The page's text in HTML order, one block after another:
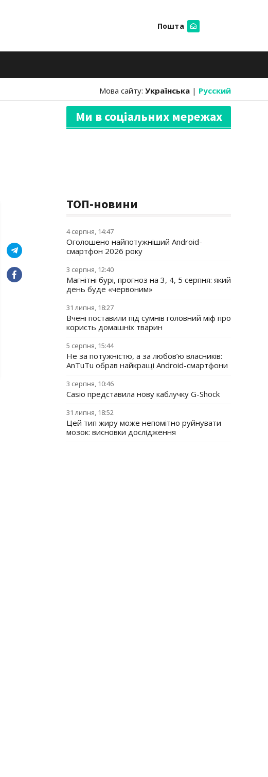
Пошта
Мова сайту: Українська | Русский
Ми в соціальних мережах
ТОП-новини
4 серпня, 14:47
Оголошено найпотужніший Android-
смартфон 2026 року
3 серпня, 12:40
Магнітні бурі, прогноз на 3, 4, 5 серпня: який
день буде «червоним»
31 липня, 18:27
Вчені поставили під сумнів головний міф про
користь домашніх тварин
5 серпня, 15:44
Не за потужністю, а за любов’ю власників:
AnTuTu обрав найкращі Android-смартфони
3 серпня, 10:46
Casio представила нову каблучку G-Shock
31 липня, 18:52
Цей тип жиру може непомітно руйнувати
мозок: висновки дослідження